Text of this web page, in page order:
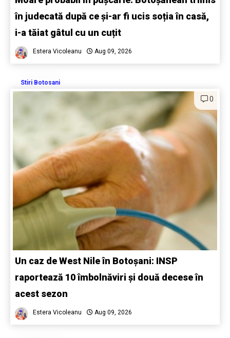
în judecată după ce și-ar fi ucis soția în casă,
i-a tăiat gâtul cu un cuțit
Estera Vicoleanu Aug 09, 2026
Stiri Botosani
0
Un caz de West Nile în Botoșani: INSP
raportează 10 îmbolnăviri și două decese în
acest sezon
Estera Vicoleanu Aug 09, 2026